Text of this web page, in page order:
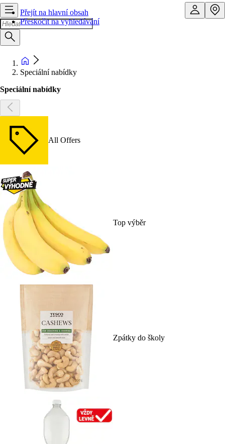
Přejít na hlavní obsah
Přeskočit na vyhledávání
Speciální nabídky
Speciální nabídky
All Offers
Top výběr
Zpátky do školy